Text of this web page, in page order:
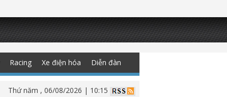
Racing Xe điện hóa Diễn đàn
Thứ năm , 06/08/2026 | 10:15